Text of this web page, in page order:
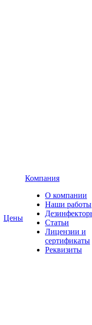
Цены
Компания
О компании
Наши работы
Статьи
Лицензии и
сертификаты
Реквизиты